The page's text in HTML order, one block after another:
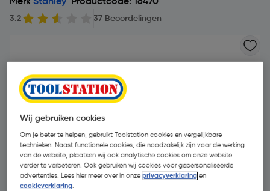
3.2 37 Beoordelingen
Wij gebruiken cookies
Om je beter te helpen, gebruikt Toolstation cookies en vergelijkbare
technieken. Naast functionele cookies, die noodzakelijk zijn voor de werking
van de website, plaatsen wij ook analytische cookies om onze website
verder te verbeteren. Ook gebruiken wij cookies voor gepersonaliseerde
advertenties. Lees hier meer over in onzeprivacyverklaring en
cookieverklaring.